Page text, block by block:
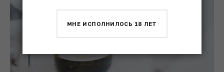
МНЕ ИСПОЛНИЛОСЬ 18 ЛЕТ